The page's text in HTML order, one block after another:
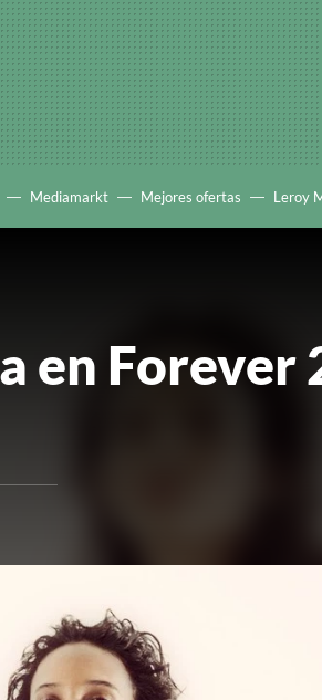
Mediamarkt Mejores ofertas Leroy
en Forever